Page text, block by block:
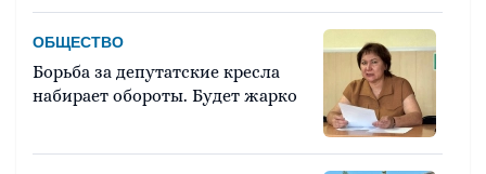
ОБЩЕСТВО
Борьба за депутатские кресла
набирает обороты. Будет жарко